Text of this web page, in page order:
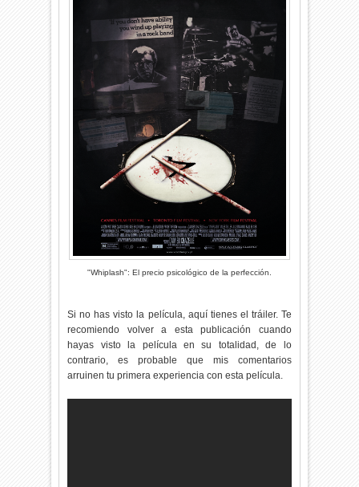
"Whiplash": El precio psicológico de la perfección.
Si no has visto la película, aquí tienes el tráiler. Te
recomiendo volver a esta publicación cuando
hayas visto la película en su totalidad, de lo
contrario, es probable que mis comentarios
arruinen tu primera experiencia con esta película.